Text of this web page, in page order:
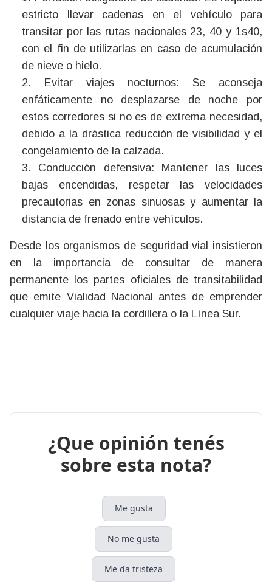
estricto llevar cadenas en el vehículo para
transitar por las rutas nacionales 23, 40 y 1s40,
con el fin de utilizarlas en caso de acumulación
de nieve o hielo.
Evitar viajes nocturnos: Se aconseja
enfáticamente no desplazarse de noche por
estos corredores si no es de extrema necesidad,
debido a la drástica reducción de visibilidad y el
congelamiento de la calzada.
Conducción defensiva: Mantener las luces
bajas encendidas, respetar las velocidades
precautorias en zonas sinuosas y aumentar la
distancia de frenado entre vehículos.
Desde los organismos de seguridad vial insistieron
en la importancia de consultar de manera
permanente los partes oficiales de transitabilidad
que emite Vialidad Nacional antes de emprender
cualquier viaje hacia la cordillera o la Línea Sur.
¿Que opinión tenés
sobre esta nota?
Me gusta
No me gusta
Me da tristeza